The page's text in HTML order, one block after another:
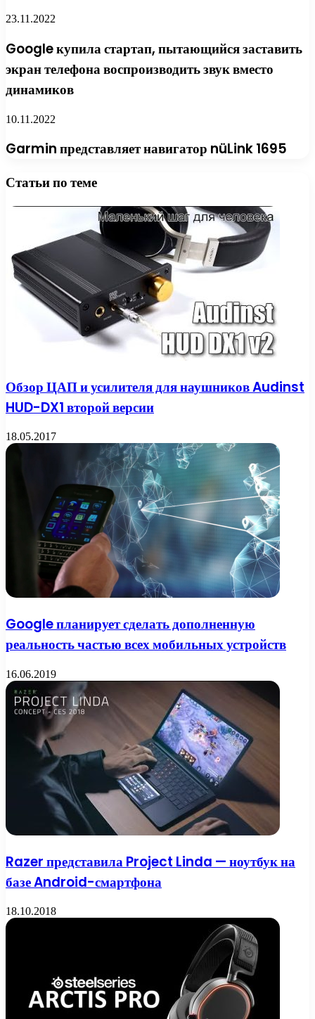
23.11.2022
Google купила стартап, пытающийся заставить
экран телефона воспроизводить звук вместо
динамиков
10.11.2022
Garmin представляет навигатор nüLink 1695
Статьи по теме
Обзор ЦАП и усилителя для наушников Audinst
HUD-DX1 второй версии
18.05.2017
Google планирует сделать дополненную
реальность частью всех мобильных устройств
16.06.2019
Razer представила Project Linda — ноутбук на
базе Android-смартфона
18.10.2018